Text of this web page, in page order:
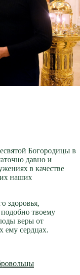
Богородицы в
давно и
в качестве
наших
здоровья,
твоему
веры от
ему сердцах.